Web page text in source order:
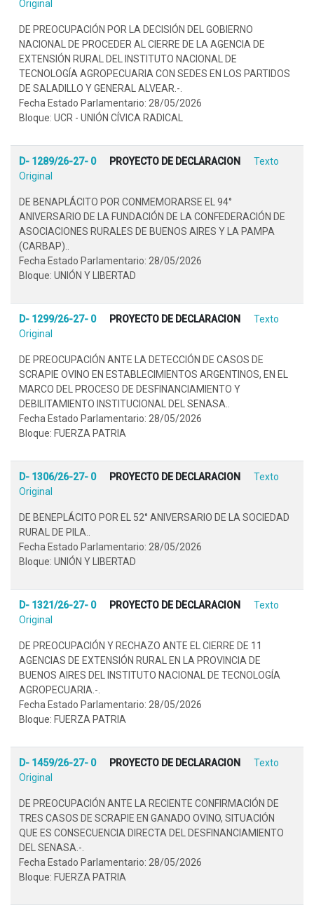
Original
DE PREOCUPACIÓN POR LA DECISIÓN DEL GOBIERNO
NACIONAL DE PROCEDER AL CIERRE DE LA AGENCIA DE
EXTENSIÓN RURAL DEL INSTITUTO NACIONAL DE
TECNOLOGÍA AGROPECUARIA CON SEDES EN LOS PARTIDOS
DE SALADILLO Y GENERAL ALVEAR.-.
Fecha Estado Parlamentario: 28/05/2026
Bloque: UCR - UNIÓN CÍVICA RADICAL
D- 1289/26-27- 0 PROYECTO DE DECLARACION
Texto
Original
DE BENAPLÁCITO POR CONMEMORARSE EL 94°
ANIVERSARIO DE LA FUNDACIÓN DE LA CONFEDERACIÓN DE
ASOCIACIONES RURALES DE BUENOS AIRES Y LA PAMPA
(CARBAP)..
Fecha Estado Parlamentario: 28/05/2026
Bloque: UNIÓN Y LIBERTAD
D- 1299/26-27- 0 PROYECTO DE DECLARACION
Texto
Original
DE PREOCUPACIÓN ANTE LA DETECCIÓN DE CASOS DE
SCRAPIE OVINO EN ESTABLECIMIENTOS ARGENTINOS, EN EL
MARCO DEL PROCESO DE DESFINANCIAMIENTO Y
DEBILITAMIENTO INSTITUCIONAL DEL SENASA..
Fecha Estado Parlamentario: 28/05/2026
Bloque: FUERZA PATRIA
D- 1306/26-27- 0 PROYECTO DE DECLARACION
Texto
Original
DE BENEPLÁCITO POR EL 52° ANIVERSARIO DE LA SOCIEDAD
RURAL DE PILA..
Fecha Estado Parlamentario: 28/05/2026
Bloque: UNIÓN Y LIBERTAD
D- 1321/26-27- 0 PROYECTO DE DECLARACION
Texto
Original
DE PREOCUPACIÓN Y RECHAZO ANTE EL CIERRE DE 11
AGENCIAS DE EXTENSIÓN RURAL EN LA PROVINCIA DE
BUENOS AIRES DEL INSTITUTO NACIONAL DE TECNOLOGÍA
AGROPECUARIA.-.
Fecha Estado Parlamentario: 28/05/2026
Bloque: FUERZA PATRIA
D- 1459/26-27- 0 PROYECTO DE DECLARACION
Texto
Original
DE PREOCUPACIÓN ANTE LA RECIENTE CONFIRMACIÓN DE
TRES CASOS DE SCRAPIE EN GANADO OVINO, SITUACIÓN
QUE ES CONSECUENCIA DIRECTA DEL DESFINANCIAMIENTO
DEL SENASA.-.
Fecha Estado Parlamentario: 28/05/2026
Bloque: FUERZA PATRIA